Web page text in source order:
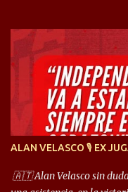
llegué a un
mucho. Me favorece por
ayudó a que me
gusta mucho jugar de 9,
también. Jugar de 9 y de
me gusta jugar por fuera,
encarar, de enganchar.
arco y tengo más
ALAN VELASCO 🎙 EX
🇦🇹 Alan Velasco sin